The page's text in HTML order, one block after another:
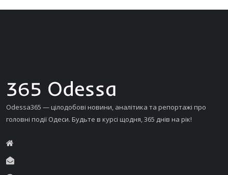
Odessa365 — цілодобові новини, аналітика та репортажі про
головні події Одеси. Будьте в курсі щодня, 365 днів на рік!